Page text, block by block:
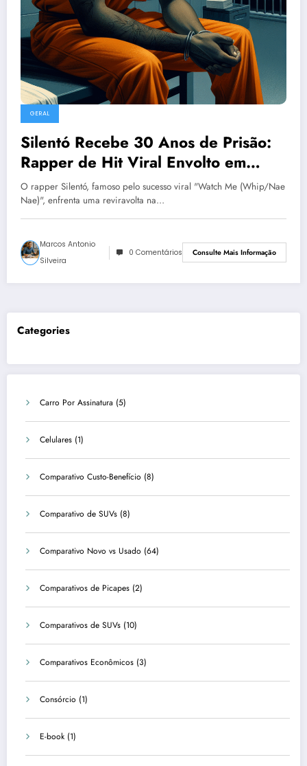
GERAL
Silentó Recebe 30 Anos de Prisão:
Rapper de Hit Viral Envolto em
Tragédia Familiar
O rapper Silentó, famoso pelo sucesso viral "Watch Me (Whip/Nae
Nae)", enfrenta uma reviravolta na…
Marcos Antonio
Silveira
0 Comentários Consulte Mais Informação
Categories
Carro Por Assinatura (5)
Celulares (1)
Comparativo Custo-Benefício (8)
Comparativo de SUVs (8)
Comparativo Novo vs Usado (64)
Comparativos de Picapes (2)
Comparativos de SUVs (10)
Comparativos Econômicos (3)
Consórcio (1)
E-book (1)